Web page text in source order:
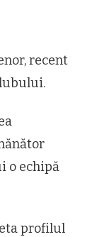
recent
o echipă
profilul